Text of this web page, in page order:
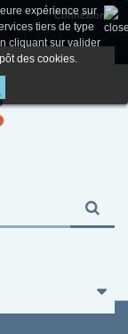
Connexion
expérience sur
tiers de type
cliquant sur valider
des cookies.